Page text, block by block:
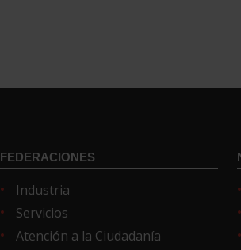
FEDERACIONES
Industria
Servicios
Atención a la Ciudadanía